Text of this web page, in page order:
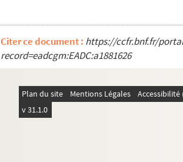
Citer ce document : https://ccfr.bnf.fr/
record=eadcgm:EADC:a1881626
Plan du site Mentions Légales
v 31.1.0